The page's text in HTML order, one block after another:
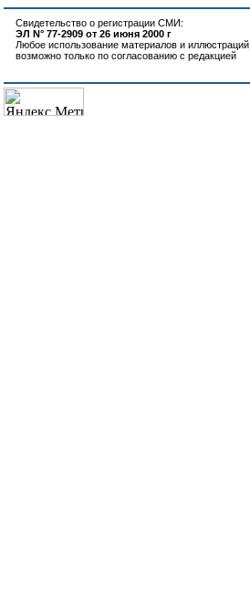
Свидетельство о регистрации СМИ:
ЭЛ N° 77-2909 от 26 июня 2000 г
Любое использование материалов и иллюстраций
возможно только по согласованию с редакцией